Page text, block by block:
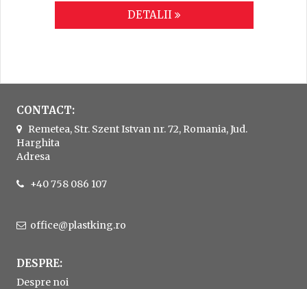
DETALII
CONTACT:
Remetea, Str. Szent Istvan nr. 72, Romania, Jud.
Harghita
Adresa
+40 758 086 107
office@plastking.ro
DESPRE:
Despre noi